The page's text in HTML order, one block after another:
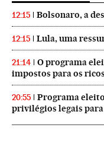
12:15 Bolsonaro, a
12:15 Lula, uma
21:14
O programa
impostos para os
20:55
Programa
privilégios legais